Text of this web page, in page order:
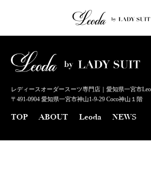
レディースオーダースーツ専門店｜愛知県一宮市
〒491-0904 愛知県一宮市神山1-9-29 Coco神山１階
TOP ABOUT Leoda NEWS